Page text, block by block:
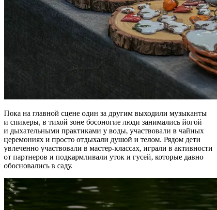
Пока на главной сцене один за другим выходили музыканты
и спикеры, в тихой зоне босоногие люди занимались йогой
и дыхательными практиками у воды, участвовали в чайных
церемониях и просто отдыхали душой и телом. Рядом дети
увлеченно участвовали в мастер-классах, играли в активности
от партнеров и подкармливали уток и гусей, которые давно
обосновались в саду.